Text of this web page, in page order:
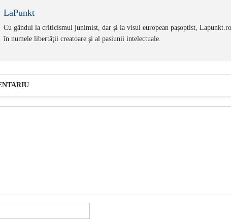
LaPunkt
Cu gândul la criticismul junimist, dar şi la visul european paşoptist,
în numele libertăţii creatoare şi al pasiunii intelectuale.